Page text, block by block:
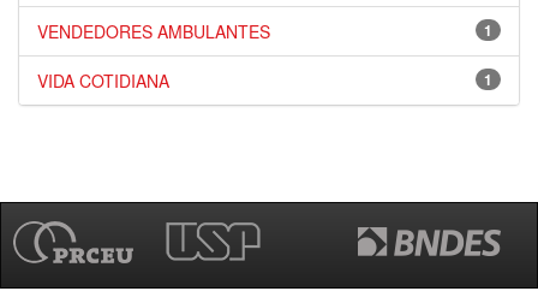
1
VENDEDORES AMBULANTES
1
VIDA COTIDIANA